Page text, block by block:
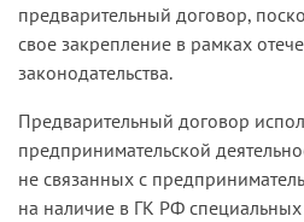
предварительный договор,
свое закрепление в рамках
законодательства.
Предварительный договор
предпринимательской
не связанных с
на наличие в ГК РФ